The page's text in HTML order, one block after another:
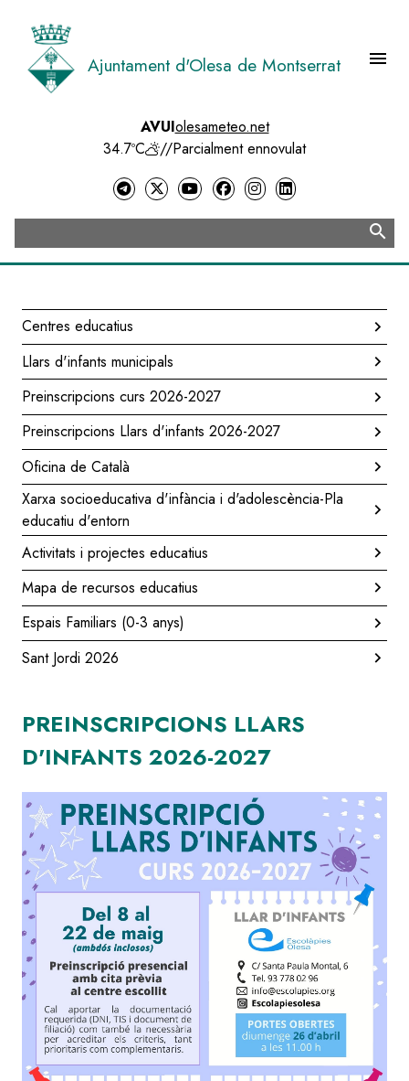
contingut
Ajuntament d'Olesa de Montserrat menu
AVUIolesameteo.net
34.7ºC
//Parcialment ennovulat
search
Navegació
principal
Centres educatius
Llars d'infants municipals
Preinscripcions curs 2026-2027
Preinscripcions Llars d'infants 2026-2027
Oficina de Català
Xarxa socioeducativa d'infància i d'adolescència-Pla
educatiu d'entorn
Activitats i projectes educatius
Mapa de recursos educatius
Espais Familiars (0-3 anys)
Sant Jordi 2026
PREINSCRIPCIONS LLARS
D'INFANTS 2026-2027